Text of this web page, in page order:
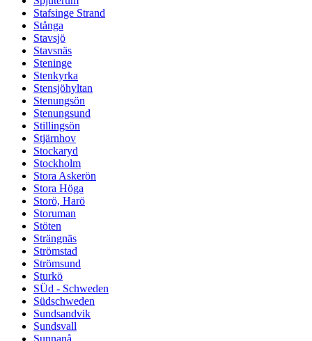
Stafsinge Strand
Stånga
Stavsjö
Stavsnäs
Steninge
Stenkyrka
Stensjöhyltan
Stenungsön
Stenungsund
Stillingsön
Stjärnhov
Stockaryd
Stockholm
Stora Askerön
Stora Höga
Storö, Harö
Storuman
Stöten
Strängnäs
Strömstad
Strömsund
Sturkö
SÜd - Schweden
Südschweden
Sundsandvik
Sundsvall